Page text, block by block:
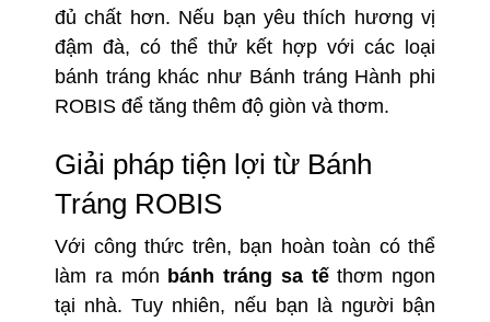
đủ chất hơn. Nếu bạn yêu thích hương vị
đậm đà, có thể thử kết hợp với các loại
bánh tráng khác như Bánh tráng Hành phi
ROBIS để tăng thêm độ giòn và thơm.
Giải pháp tiện lợi từ Bánh
Tráng ROBIS
Với công thức trên, bạn hoàn toàn có thể
làm ra món bánh tráng sa tếthơm ngon
tại nhà. Tuy nhiên, nếu bạn là người bận